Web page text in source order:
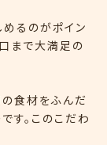
るのがポイン
まで大満足の
の食材をふんだ
す。このこだわ